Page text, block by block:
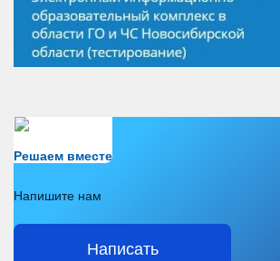
Решаем вместе
Напишите нам
Написать